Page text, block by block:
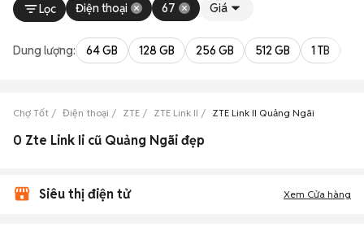
Lọc Điện thoại 67 Giá
Dung lượng: 64 GB 128 GB 256 GB 512 GB 1 TB
Chợ Tốt Điện thoại ZTE ZTE Link II ZTE Link II Quảng Ngãi
0 Zte Link Ii cũ Quảng Ngãi đẹp
Siêu thị điện tử Xem Cửa hàng